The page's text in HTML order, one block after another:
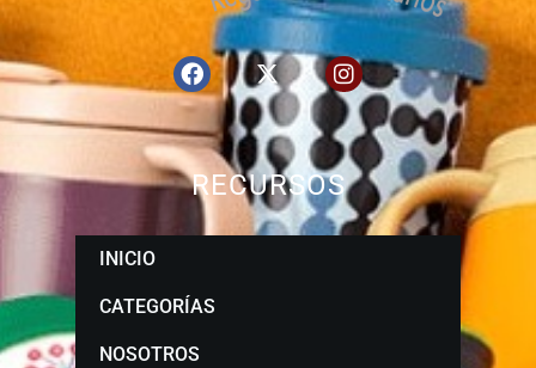
RECURSOS
INICIO
CATEGORÍAS
NOSOTROS